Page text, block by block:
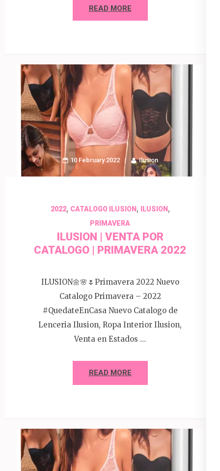
READ MORE
10 February 2022 Ilusion
2022, CATALOGO ILUSION, ILUSION,
PRIMAVERA
ILUSION | VENTA POR
CATALOGO | PRIMAVERA 2022
ILUSION🌼🌸🌷Primavera 2022 Nuevo
Catalogo Primavera – 2022
#QuedateEnCasa Nuevo Catalogo de
Lenceria Ilusion, Ropa Interior Ilusion,
Venta en Estados …
READ MORE